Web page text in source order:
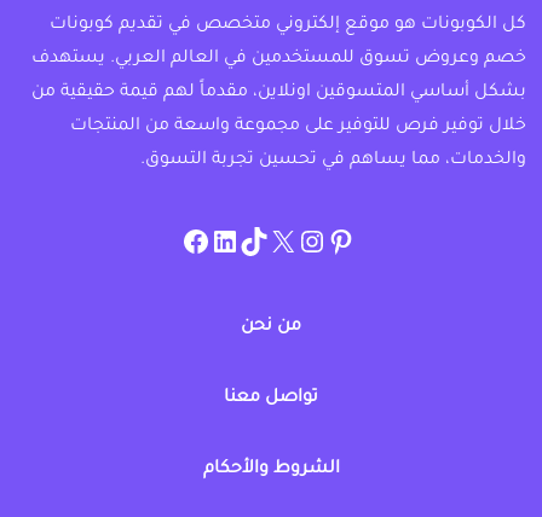
كل الكوبونات هو موقع إلكتروني متخصص في تقديم كوبونات
خصم وعروض تسوق للمستخدمين في العالم العربي. يستهدف
بشكل أساسي المتسوقين اونلاين، مقدماً لهم قيمة حقيقية من
خلال توفير فرص للتوفير على مجموعة واسعة من المنتجات
والخدمات، مما يساهم في تحسين تجربة التسوق.
pinterest
allcouponat
twitter
TikTok
linkedin
facebook
من نحن
تواصل معنا
الشروط والأحكام